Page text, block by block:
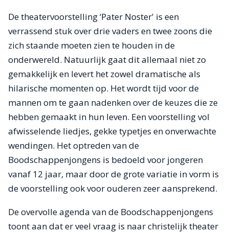
De theatervoorstelling ‘Pater Noster' is een
verrassend stuk over drie vaders en twee zoons die
zich staande moeten zien te houden in de
onderwereld. Natuurlijk gaat dit allemaal niet zo
gemakkelijk en levert het zowel dramatische als
hilarische momenten op. Het wordt tijd voor de
mannen om te gaan nadenken over de keuzes die ze
hebben gemaakt in hun leven. Een voorstelling vol
afwisselende liedjes, gekke typetjes en onverwachte
wendingen. Het optreden van de
Boodschappenjongens is bedoeld voor jongeren
vanaf 12 jaar, maar door de grote variatie in vorm is
de voorstelling ook voor ouderen zeer aansprekend.
De overvolle agenda van de Boodschappenjongens
toont aan dat er veel vraag is naar christelijk theater